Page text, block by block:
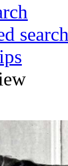
search